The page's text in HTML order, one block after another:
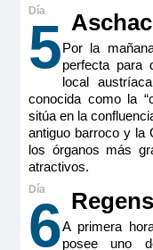
interconectadas
22 –
Ocupación
2
Categoría
5
5Por la
perfecta para
local
conocida como la
sitúa en la
antiguo barroco y la
los órganos más
atractivos.
6A primera
posee uno